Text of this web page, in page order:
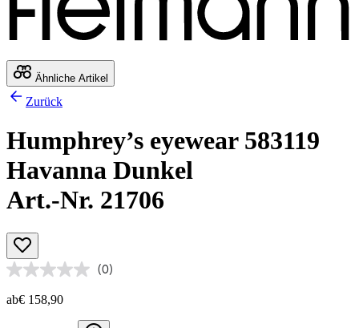
Ähnliche Artikel
Zurück
Humphrey’s eyewear 583119
Havanna Dunkel
Art.-Nr. 21706
(0)
ab€ 158,90